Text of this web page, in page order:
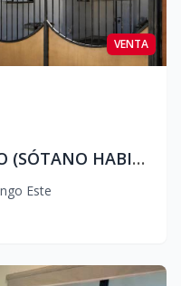
VENTA
CASA DUPLEX INVERTIDO (SÓTANO HABITABLE)
Este